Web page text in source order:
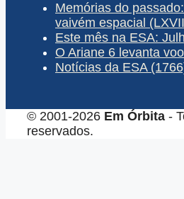
Memórias do
vaivém espacial
Este mês na ESA:
O Ariane 6 levanta
Notícias da ESA
© 2001-2026 Em Órbita -
reservados.